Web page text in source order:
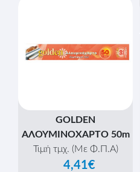
GOLDEN
ΑΛΟΥΜΙΝΟΧΑΡΤΟ 50m
Τιμή τμχ. (Με Φ.Π.Α)
4,41€